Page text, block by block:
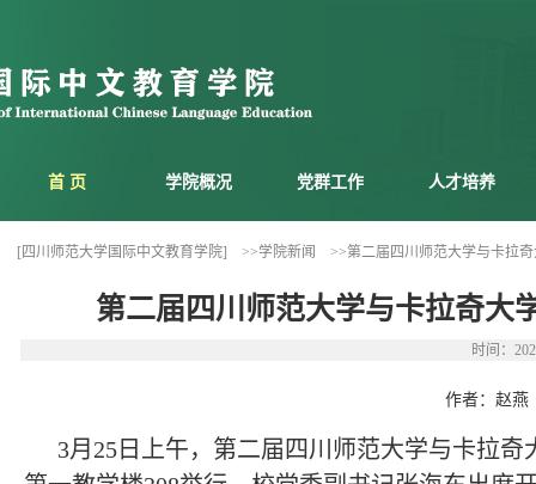
首 页 学院概况 党群工作 人才培养
[四川师范大学国际中文教育学院] >>学院新闻 >>第二届四川师范大学与卡拉
第二届四川师范大学与卡拉奇大
时间：
作者：赵
3月25日上午，第二届四川师范大学与卡拉